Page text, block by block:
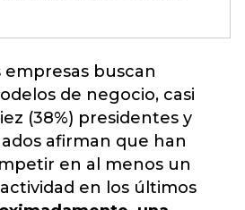
empresas buscan
de negocio, casi
(38%) presidentes y
afirman que han
en al menos un
en los últimos